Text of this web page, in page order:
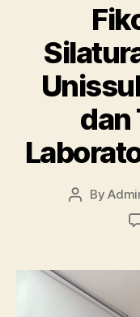
dan
PostBy